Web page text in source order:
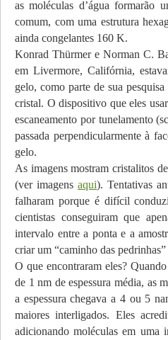
as moléculas d’água formarão
comum, com uma estrutura
ainda congelantes 160 K.
Konrad Thürmer e Norman C.
em Livermore, Califórnia,
gelo, como parte de sua
cristal. O dispositivo que eles
escaneamento por tunelamento
passada perpendicularmente à
gelo.
As imagens mostram cristalitos
(ver imagensaqui). Tentativas
falharam porque é difícil
cientistas conseguiram que
intervalo entre a ponta e a
criar um “caminho das
O que encontraram eles?
de 1 nm de espessura média, as
a espessura chegava a 4 ou 5
maiores interligados. Eles
adicionando moléculas em uma